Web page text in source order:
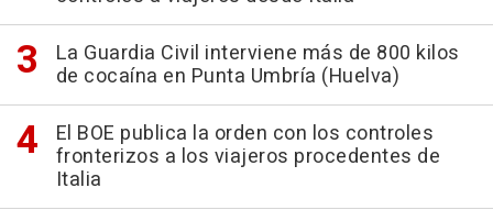
La Guardia Civil interviene más de 800 kilos
de cocaína en Punta Umbría (Huelva)
El BOE publica la orden con los controles
fronterizos a los viajeros procedentes de
Italia